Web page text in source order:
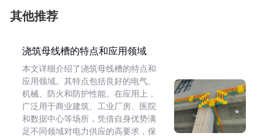
其他推荐
浇筑母线槽的特点和应用领域
本文详细介绍了浇筑母线槽的特点和
应用领域。其特点包括良好的电气、
机械、防火和防护性能。在应用上，
广泛用于商业建筑、工业厂房、医院
和数据中心等场所，凭借自身优势满
足不同领域对电力供应的高要求，保